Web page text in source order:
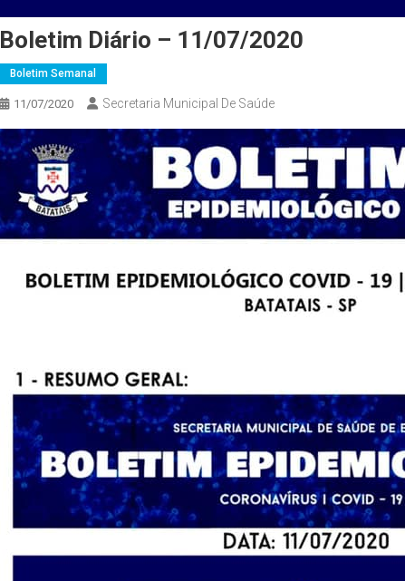
Boletim Diário – 11/07/2020
Boletim Semanal
11/07/2020 Secretaria Municipal De Saúde